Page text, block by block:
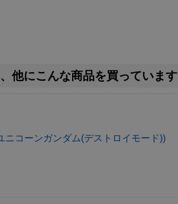
他にこんな商品を買っています
ニコーンガンダム(デストロイモード))